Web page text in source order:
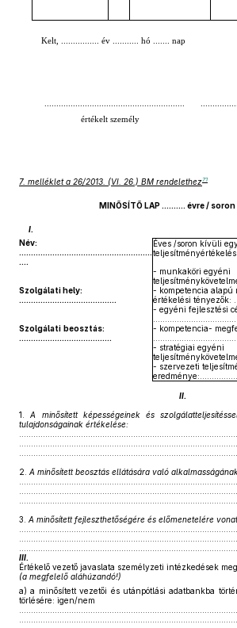
Kelt, ................ év ........... hó ....... nap
értékelt személy
7. melléklet a 26/2013. (VI. 26.) BM rendelethez71
MINŐSÍTŐ LAP .......... évre /
I.
Név:
........................................................
....
Éves /soron kívüli
teljesítményértékelés
- munkaköri egyéni
Szolgálati hely:
.........................................
- kompetencia alapú
értékelési tényezők:
- egyéni fejlesztési
Szolgálati beosztás:
.......................................
- kompetencia-
- stratégiai egyéni
- szervezeti
II.
1.
A minősített képességeinek és
tulajdonságainak értékelése:
2. A minősített beosztás ellátására való
3. A minősített fejleszthetőségére és előmenetelére
III.
Értékelő vezető javaslata személyzeti intézkedések
(a megfelelő aláhúzandó!)
a) a minősített vezetői és utánpótlási adatbankba
törlésére: igen/nem